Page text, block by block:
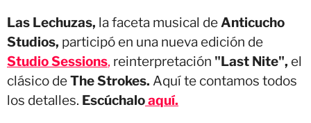
Las Lechuzas, la faceta musical deAnticucho
Studios, participó en una nueva edición de
Studio Sessions, reinterpretación "Last Nite", el
clásico deThe Strokes. Aquí te contamos todos
los detalles. Escúchaloaquí.